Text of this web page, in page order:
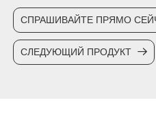
СПРАШИВАЙТЕ ПРЯМО
СЛЕДУЮЩИЙ ПРОДУКТ